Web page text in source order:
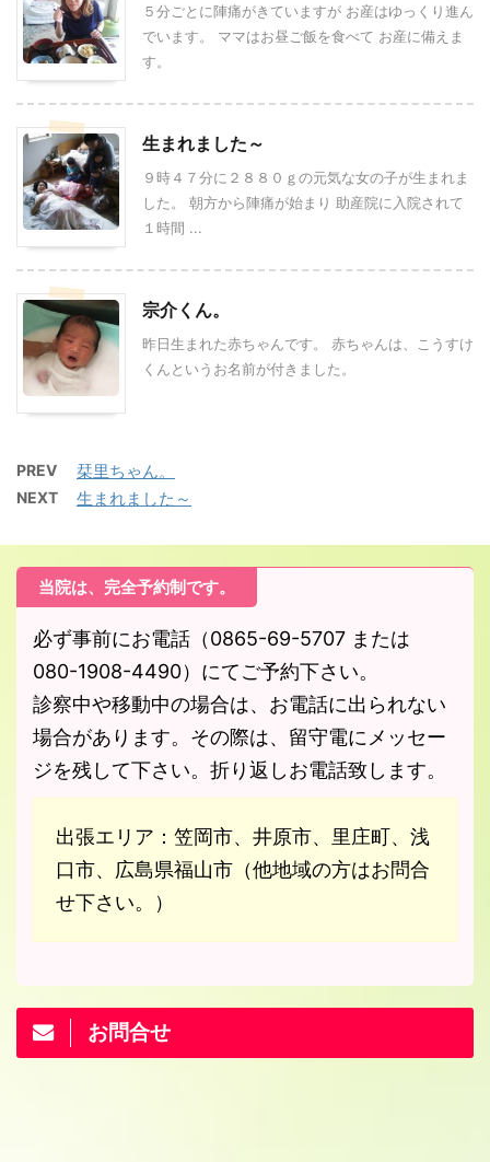
５分ごとに陣痛がきていますが お産はゆっくり進ん
でいます。 ママはお昼ご飯を食べて お産に備えま
す。
生まれました～
９時４７分に２８８０ｇの元気な女の子が生まれま
した。 朝方から陣痛が始まり 助産院に入院されて
１時間 ...
宗介くん。
昨日生まれた赤ちゃんです。 赤ちゃんは、こうすけ
くんというお名前が付きました。
PREV 栞里ちゃん。
NEXT 生まれました～
当院は、完全予約制です。
必ず事前にお電話（0865-69-5707 または
080-1908-4490）にてご予約下さい。
診察中や移動中の場合は、お電話に出られない
場合があります。その際は、留守電にメッセー
ジを残して下さい。折り返しお電話致します。
出張エリア：笠岡市、井原市、里庄町、浅
口市、広島県福山市（他地域の方はお問合
せ下さい。）
お問合せ